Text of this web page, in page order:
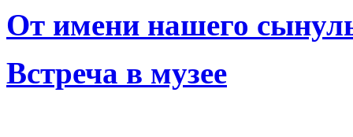
От имени нашего
Встреча в музее